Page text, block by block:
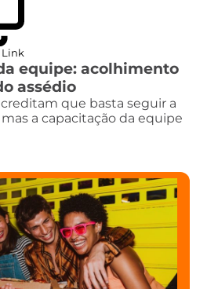
Link
equipe: acolhimento
assédio
que basta seguir a
a capacitação da equipe